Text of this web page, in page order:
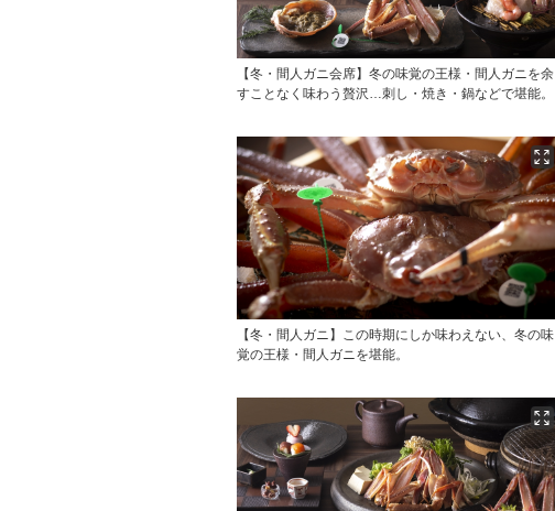
【冬・間人ガニ会席】冬の味覚の王様・間人ガニを余
すことなく味わう贅沢…刺し・焼き・鍋などで堪能。
【冬・間人ガニ】この時期にしか味わえない、冬の味
覚の王様・間人ガニを堪能。